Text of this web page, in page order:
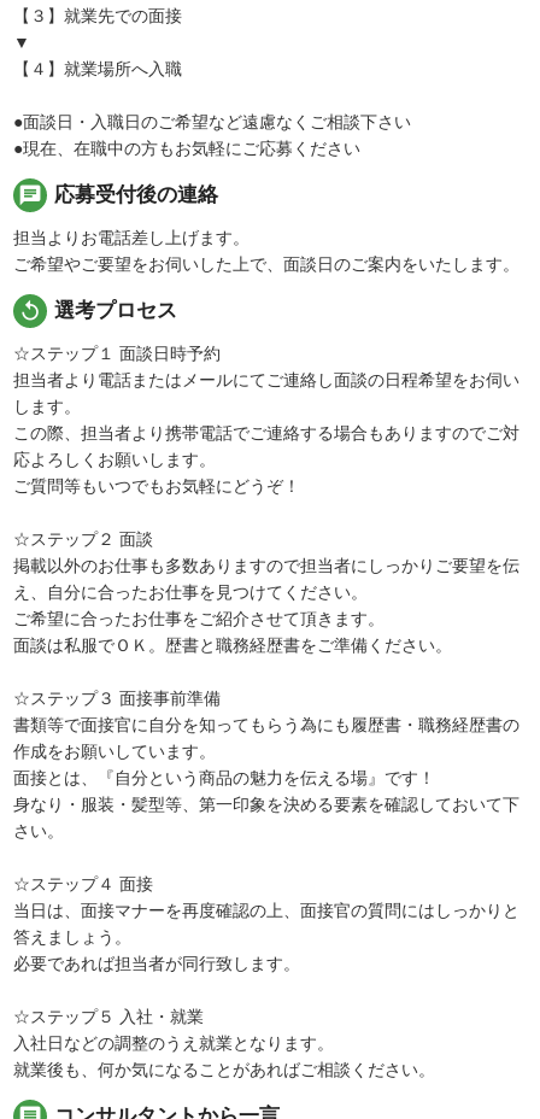
【３】就業先での面接
▼
【４】就業場所へ入職
●面談日・入職日のご希望など遠慮なくご相談下さい
●現在、在職中の方もお気軽にご応募ください
chat 応募受付後の連絡
担当よりお電話差し上げます。
ご希望やご要望をお伺いした上で、面談日のご案内をいたします。
replay 選考プロセス
☆ステップ１ 面談日時予約
担当者より電話またはメールにてご連絡し面談の日程希望をお伺い
します。
この際、担当者より携帯電話でご連絡する場合もありますのでご対
応よろしくお願いします。
ご質問等もいつでもお気軽にどうぞ！
☆ステップ２ 面談
掲載以外のお仕事も多数ありますので担当者にしっかりご要望を伝
え、自分に合ったお仕事を見つけてください。
ご希望に合ったお仕事をご紹介させて頂きます。
面談は私服でＯＫ。歴書と職務経歴書をご準備ください。
☆ステップ３ 面接事前準備
書類等で面接官に自分を知ってもらう為にも履歴書・職務経歴書の
作成をお願いしています。
面接とは、『自分という商品の魅力を伝える場』です！
身なり・服装・髪型等、第一印象を決める要素を確認しておいて下
さい。
☆ステップ４ 面接
当日は、面接マナーを再度確認の上、面接官の質問にはしっかりと
答えましょう。
必要であれば担当者が同行致します。
☆ステップ５ 入社・就業
入社日などの調整のうえ就業となります。
就業後も、何か気になることがあればご相談ください。